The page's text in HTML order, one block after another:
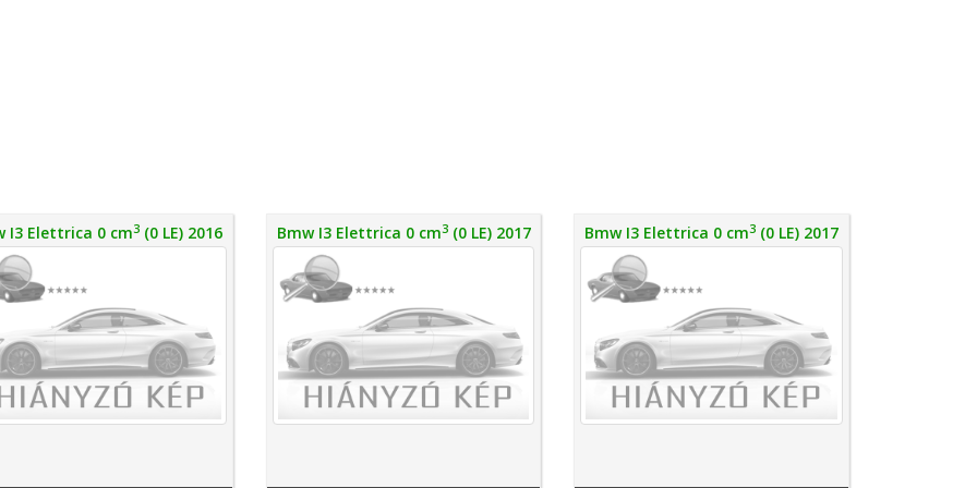
I3 Elettrica 0 cm3 (0 LE) 2016 Bmw I3 Elettrica 0 cm3(0 LE) 2017 Bmw I3 Elettrica 0 cm3 (0 LE) 2017